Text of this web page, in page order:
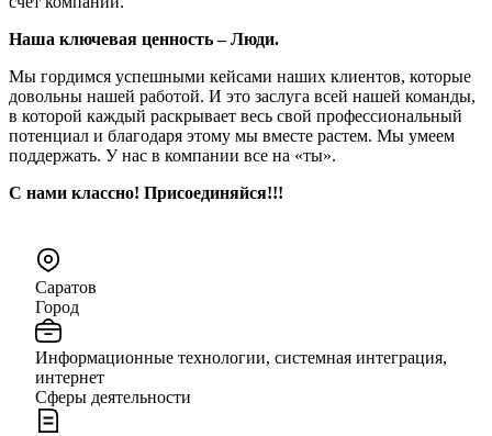
Наша ключевая ценность – Люди.
Мы гордимся успешными кейсами наших клиентов, которые
довольны нашей работой. И это заслуга всей нашей команды,
в которой каждый раскрывает весь свой профессиональный
потенциал и благодаря этому мы вместе растем. Мы умеем
поддержать. У нас в компании все на «ты».
С нами классно! Присоединяйся!!!
Саратов
Город
Информационные технологии, системная интеграция,
интернет
Сферы деятельности